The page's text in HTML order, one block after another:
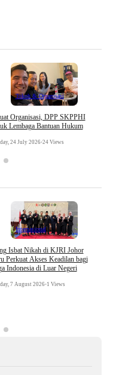
Tokoh & Organisasi
Organisasi, DPP SKPPHI
Lembaga Bantuan Hukum
24 July 2026•24 Views
Internasional
Isbat Nikah di KJRI Johor
Perkuat Akses Keadilan bagi
Indonesia di Luar Negeri
7 August 2026•1 Views